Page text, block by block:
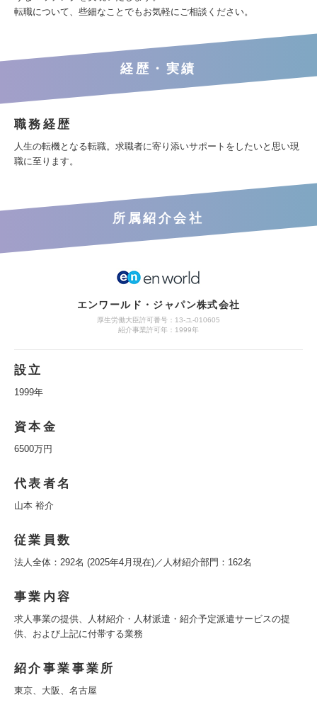
転職について、些細なことでもお気軽にご相談ください。
経歴・実績
職務経歴
人生の転機となる転職。求職者に寄り添いサポートをしたいと思い現
職に至ります。
所属紹介会社
エンワールド・ジャパン株式会社
厚生労働大臣許可番号：13-ユ-010605
紹介事業許可年：1999年
設立
1999年
資本金
6500万円
代表者名
山本 裕介
従業員数
法人全体：292名 (2025年4月現在)／人材紹介部門：162名
事業内容
求人事業の提供、人材紹介・人材派遣・紹介予定派遣サービスの提
供、および上記に付帯する業務
紹介事業事業所
東京、大阪、名古屋